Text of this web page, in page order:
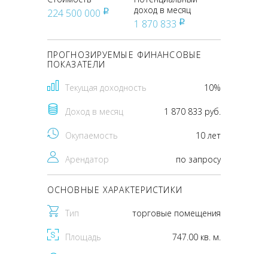
224 500 000 pуб
доход в месяц
1 870 833 pуб
ПРОГНОЗИРУЕМЫЕ ФИНАНСОВЫЕ
ПОКАЗАТЕЛИ
Текущая доходность 10%
Доход в месяц 1 870 833 руб.
Окупаемость 10 лет
Арендатор по запросу
ОСНОВНЫЕ ХАРАКТЕРИСТИКИ
Тип торговые помещения
Площадь 747.00 кв. м.